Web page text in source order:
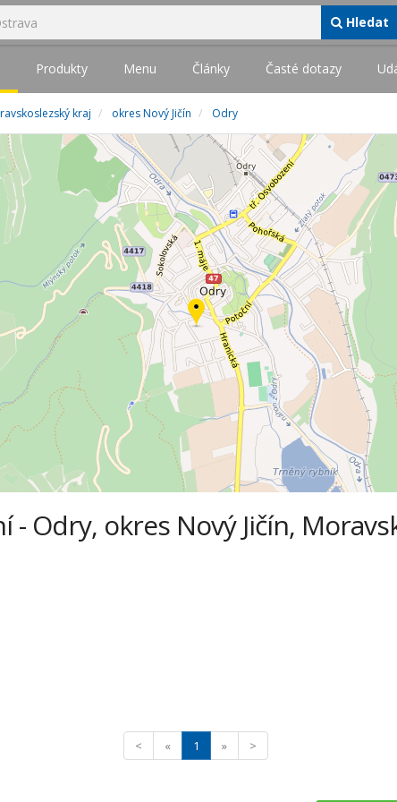
Hledat
Produkty Menu Články Časté dotazy
kraj okres Nový Jičín Odry
- Odry, okres Nový Jičín,
< « 1 » >